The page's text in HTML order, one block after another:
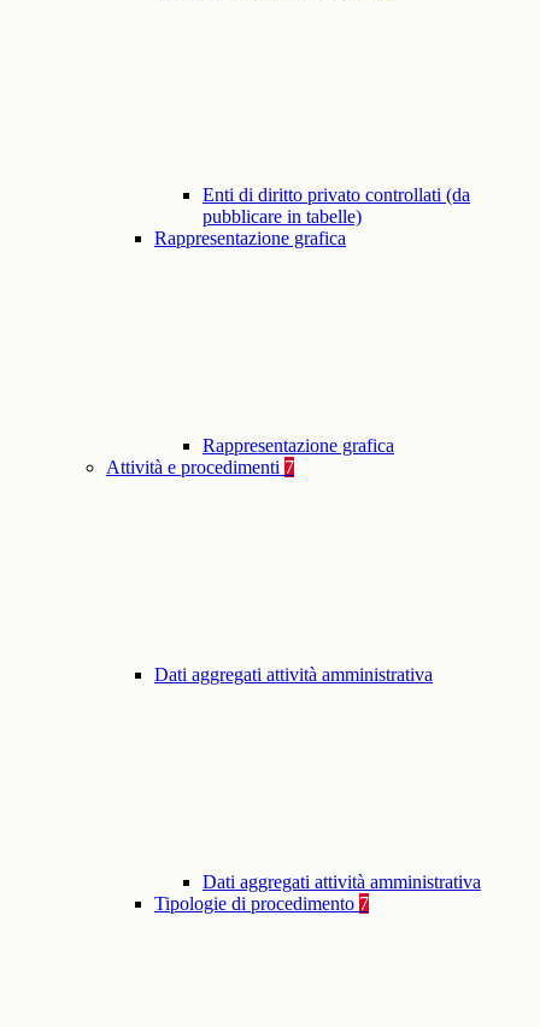
Enti di diritto privato controllati (da
pubblicare in tabelle)
Rappresentazione grafica
Rappresentazione grafica
Attività e procedimenti 7
Dati aggregati attività amministrativa
Dati aggregati attività amministrativa
Tipologie di procedimento 7